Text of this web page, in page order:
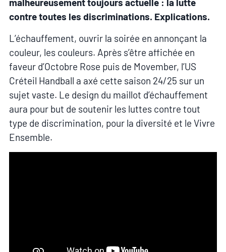
contre toutes les discriminations. Explications.
L’échauffement, ouvrir la soirée en annonçant la
couleur, les couleurs. Après s’être affichée en
faveur d’Octobre Rose puis de Movember, l’US
Créteil Handball a axé cette saison 24/25 sur un
sujet vaste. Le design du maillot d’échauffement
aura pour but de soutenir les luttes contre tout
type de discrimination, pour la diversité et le Vivre
Ensemble.